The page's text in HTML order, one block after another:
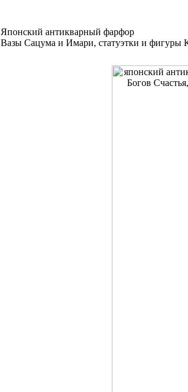
Японский антикварный фарфор
Вазы Сацума и Имари, статуэтки и фигуры